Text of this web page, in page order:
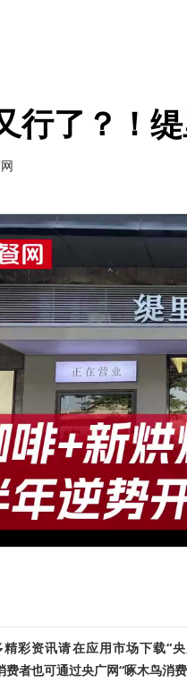
行了？！
精彩资讯请在应用市场下载“
费者也可通过央广网“啄木鸟消